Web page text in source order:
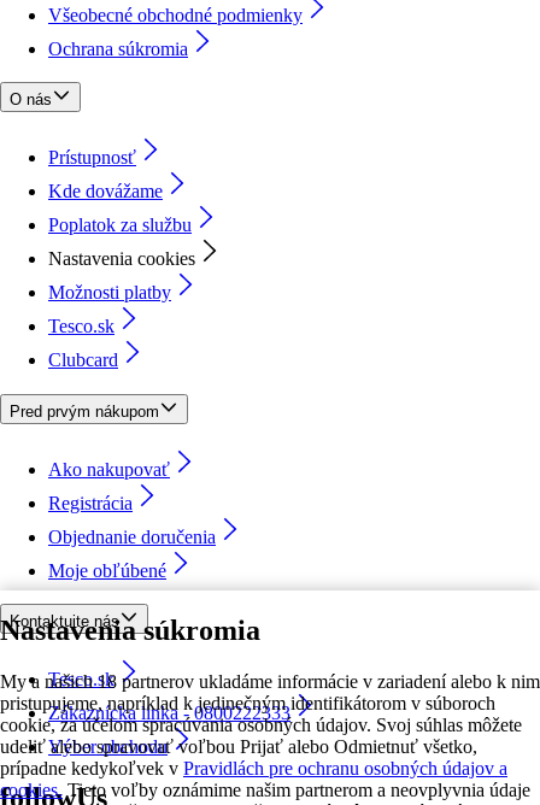
Nastavenia súkromia
My a našich 18 partnerov ukladáme informácie v zariadení alebo k nim
pristupujeme, napríklad k jedinečným identifikátorom v súboroch
cookie, za účelom spracúvania osobných údajov. Svoj súhlas môžete
udeliť alebo spravovať voľbou Prijať alebo Odmietnuť všetko,
prípadne kedykoľvek v Pravidlách pre ochranu osobných údajov a
cookies. Tieto voľby oznámime našim partnerom a neovplyvnia údaje
Všeobecné obchodné podmienky
Ochrana súkromia
O nás
Prístupnosť
Kde dovážame
Poplatok za službu
Nastavenia cookies
Možnosti platby
Tesco.sk
Clubcard
Pred prvým nákupom
Ako nakupovať
Registrácia
Objednanie doručenia
Moje obľúbené
Kontaktujte nás
Tesco.sk
Zákaznícka linka - 0800222333
Výber obchodu
followUs